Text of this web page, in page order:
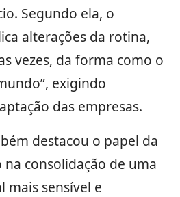
Segundo ela, o
alterações da rotina,
vezes, da forma como o
exigindo
das empresas.
destacou o papel da
na consolidação de uma
mais sensível e